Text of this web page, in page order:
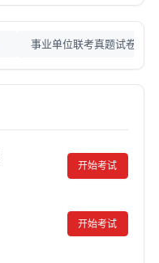
事业单位联考真题试卷
开始考试
开始考试